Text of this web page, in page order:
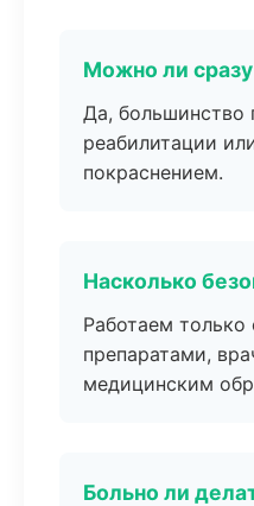
Можно ли сразу
Да, большинство
реабилитации
покраснением.
Насколько
Работаем
препаратами,
медицинским
Больно ли